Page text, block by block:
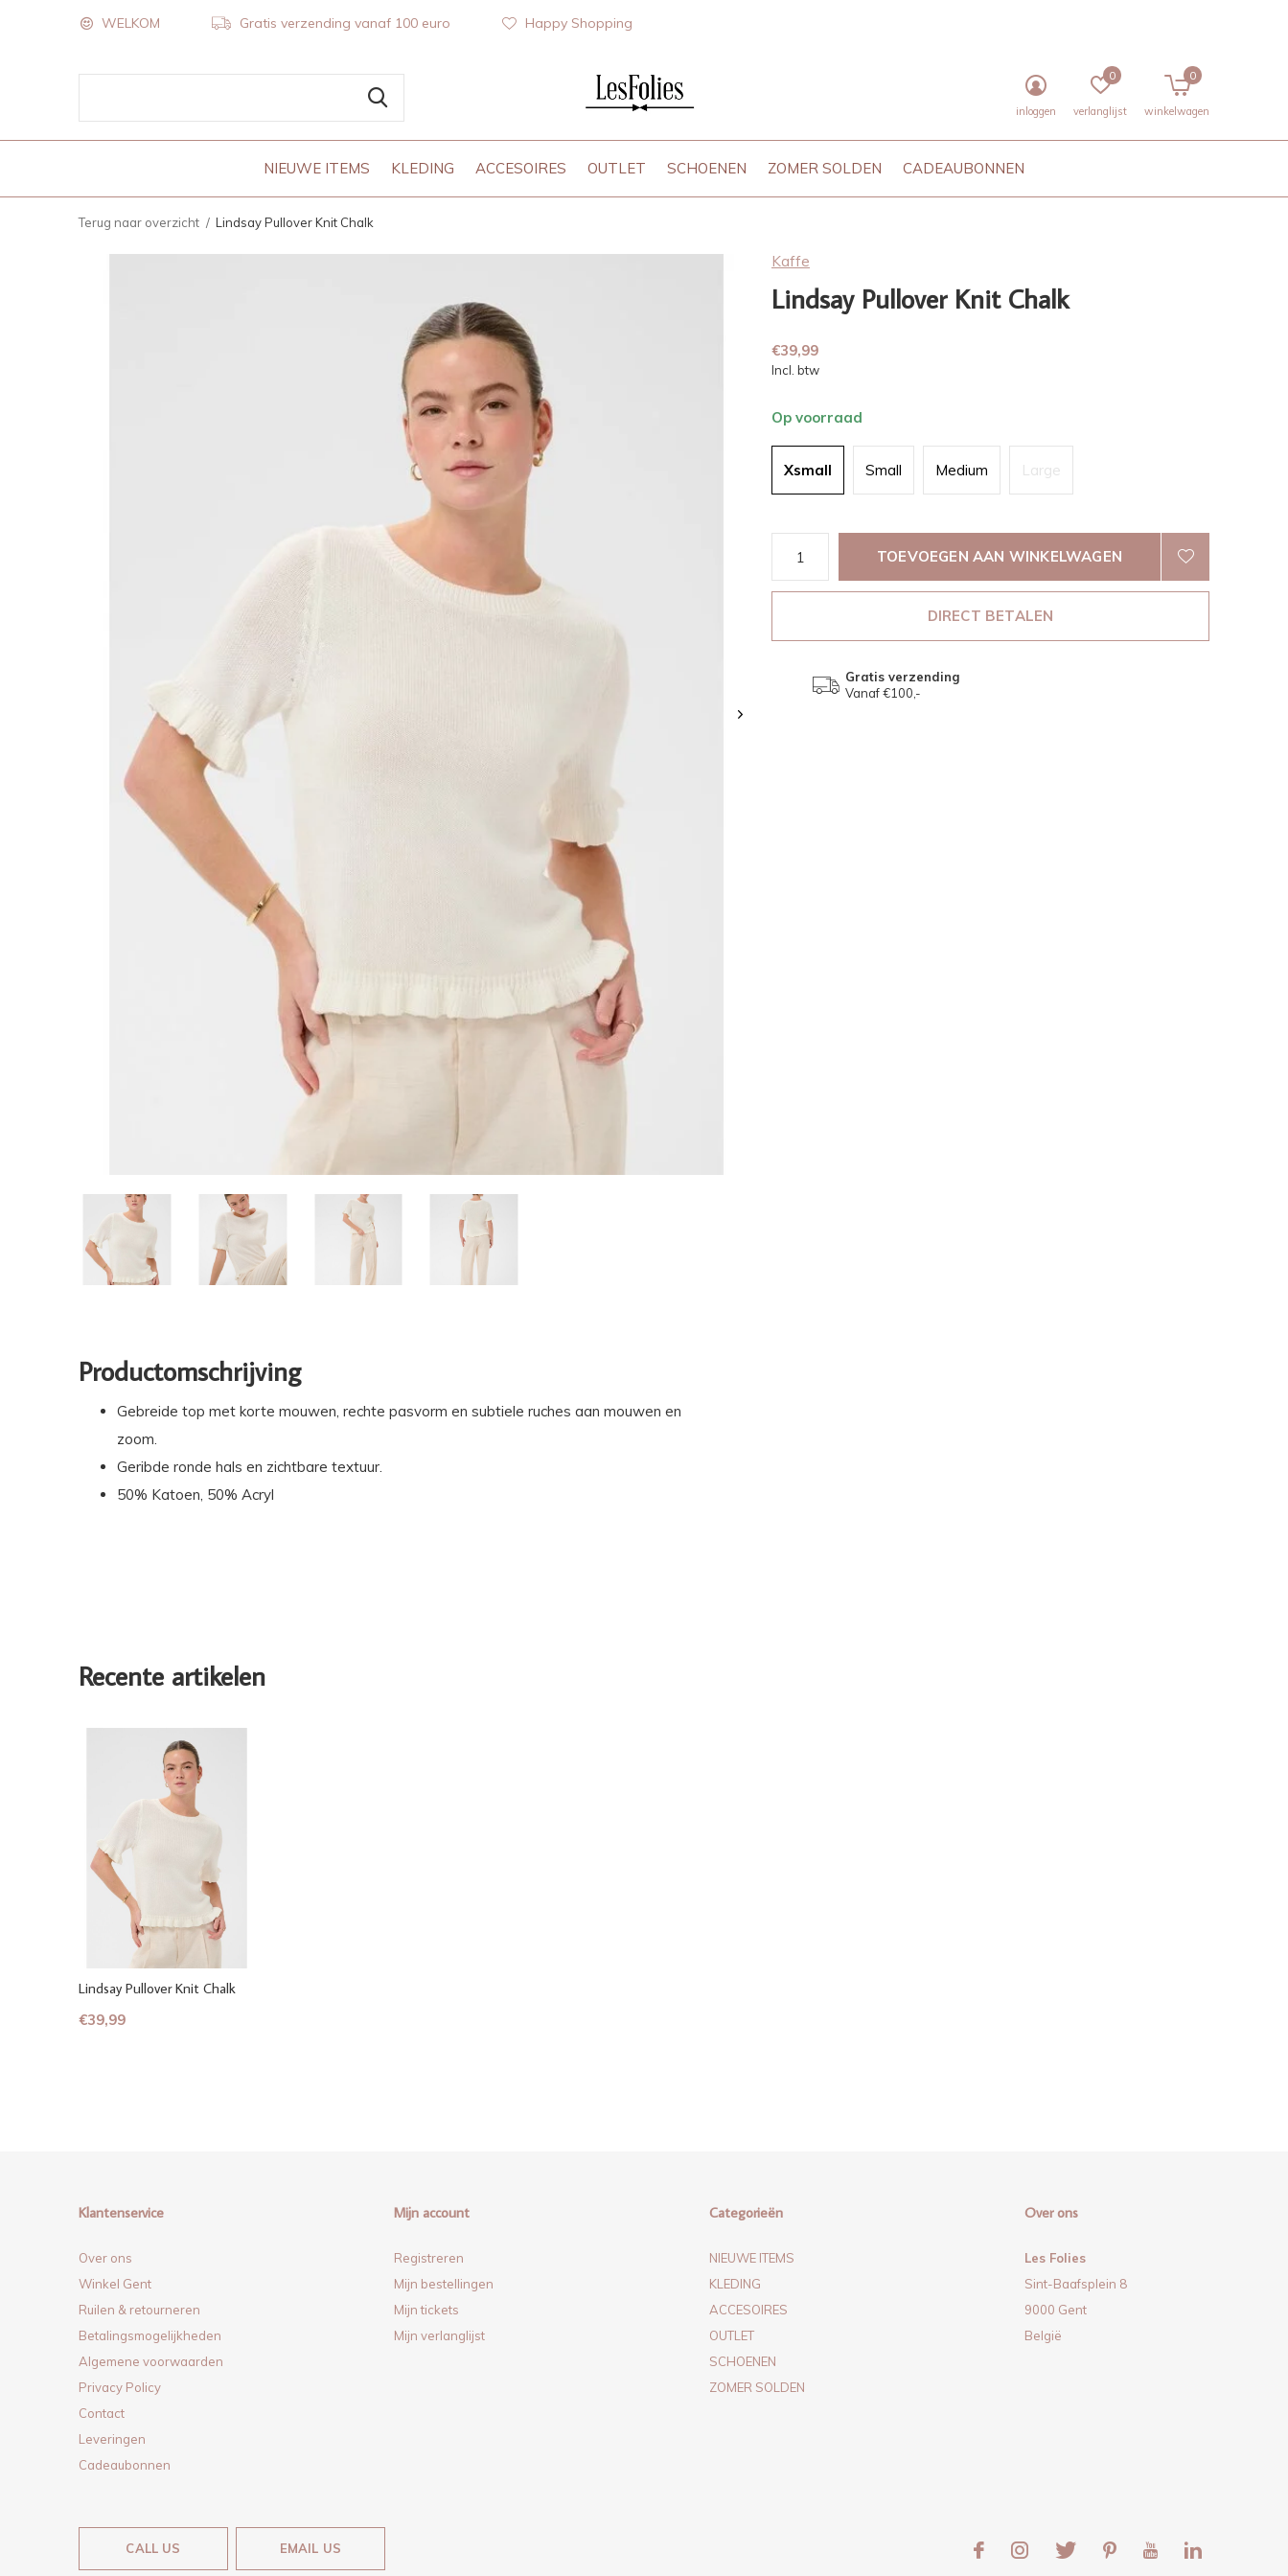
NIEUWE ITEMS KLEDING ACCESOIRES OUTLET SCHOENEN ZOMER SOLDEN CADEAUBONNEN
inloggen verlanglijst
0
winkelwagen
0
WELKOM Gratis verzending vanaf 100 euro Happy Shopping
Terug naar overzicht Lindsay Pullover Knit Chalk
Kaffe
Lindsay Pullover Knit Chalk
€39,99
Incl. btw
Op voorraad
Xsmall Small Medium Large
TOEVOEGEN AAN WINKELWAGEN
DIRECT BETALEN
Gratis verzending
Vanaf €100,-
Productomschrijving
Gebreide top met korte mouwen, rechte pasvorm en subtiele ruches aan mouwen en
zoom.
Geribde ronde hals en zichtbare textuur.
50% Katoen, 50% Acryl
Recente artikelen
Lindsay Pullover Knit Chalk
€39,99
Klantenservice
Over ons
Winkel Gent
Ruilen & retourneren
Betalingsmogelijkheden
Algemene voorwaarden
Privacy Policy
Contact
Leveringen
Cadeaubonnen
Mijn account
Registreren
Mijn bestellingen
Mijn tickets
Mijn verlanglijst
Categorieën
NIEUWE ITEMS
KLEDING
ACCESOIRES
OUTLET
SCHOENEN
ZOMER SOLDEN
Over ons
Les Folies
Sint-Baafsplein 8
9000 Gent
België
CALL US EMAIL US